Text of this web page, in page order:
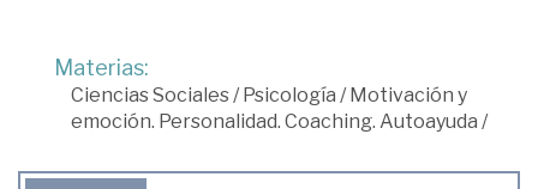
Materias:
Ciencias Sociales/ Psicología / Motivación y
emoción. Personalidad. Coaching. Autoayuda /